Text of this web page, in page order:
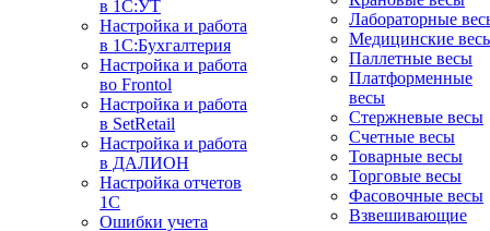
в 1С:УТ
Настройка и работа
в 1С:Бухгалтерия
Настройка и работа
во Frontol
Настройка и работа
в SetRetail
Настройка и работа
в ДАЛИОН
Настройка отчетов
1С
Ошибки учета
Лабораторные
Медицинские
Паллетные весы
Платформенные
весы
Стержневые весы
Счетные весы
Товарные весы
Торговые весы
Фасовочные весы
Взвешивающие